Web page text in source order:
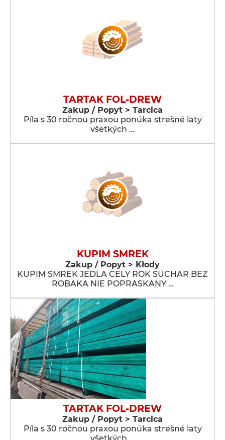
TARTAK FOL-DREW
Zakup / Popyt > Tarcica
Píla s 30 ročnou praxou ponúka strešné laty
všetkých …
KUPIM SMREK
Zakup / Popyt > Kłody
KUPIM SMREK JEDLA CELY ROK SUCHAR BEZ
ROBAKA NIE POPRASKANY …
TARTAK FOL-DREW
Zakup / Popyt > Tarcica
Píla s 30 ročnou praxou ponúka strešné laty